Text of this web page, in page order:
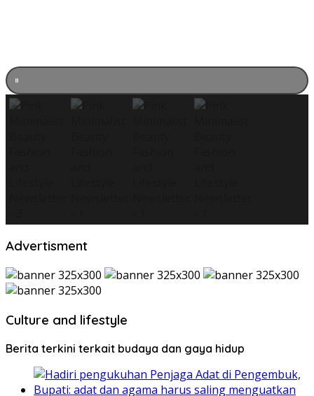
Advertisment
Culture and lifestyle
Berita terkini terkait budaya dan gaya hidup